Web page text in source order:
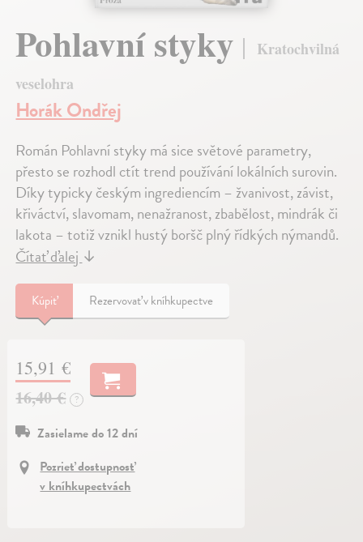
Pohlavní styky
Kratochvilná
veselohra
Horák Ondřej
Román Pohlavní styky má sice světové parametry,
přesto se rozhodl ctít trend používání lokálních surovin.
Díky typicky českým ingrediencím – žvanivost, závist,
křiváctví, slavomam, nenažranost, zbabělost, mindrák či
lakota – totiž vznikl hustý boršč plný řídkých nýmandů.
Čítať ďalej↓
Kúpiť Rezervovať v kníhkupectve
15,91 €
16,40 €
?
Zasielame do 12 dní
Pozrieť dostupnosť
v kníhkupectvách